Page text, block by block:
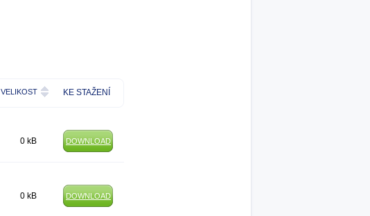
VELIKOST KE STAŽENÍ
0 kB DOWNLOAD
0 kB DOWNLOAD